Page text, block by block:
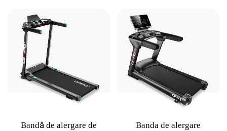
Bandă de alergare de
Banda de alergare